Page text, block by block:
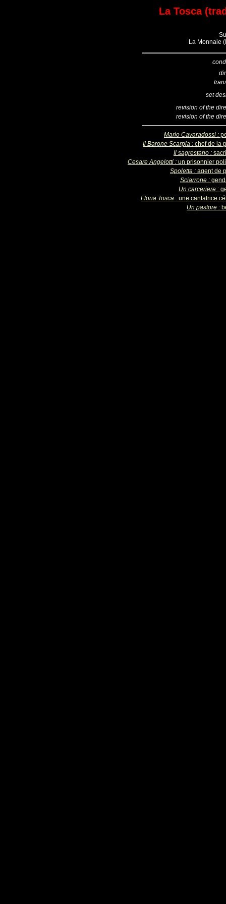
La Tosca
La Monnaie
set
revision of the
revision of the
Mario Cavaradossi :
Il Barone Scarpia : chef de la
Il sagrestano :
Cesare Angelotti : un prisonnier
Spoletta : agent de
Sciarrone :
Un carceriere :
Floria Tosca : une cantatrice
Un pastore :